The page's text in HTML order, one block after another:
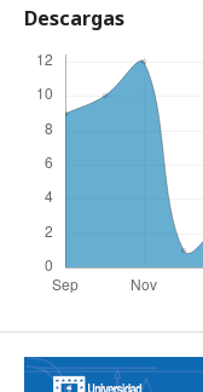
Descargas